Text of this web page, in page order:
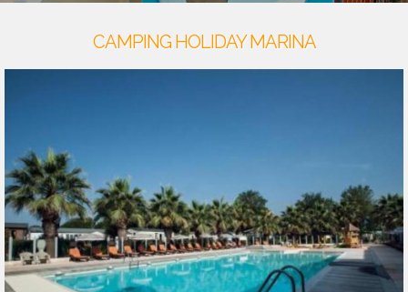
CAMPING HOLIDAY MARINA